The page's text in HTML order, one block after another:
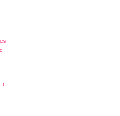
plantes pour le jardin :